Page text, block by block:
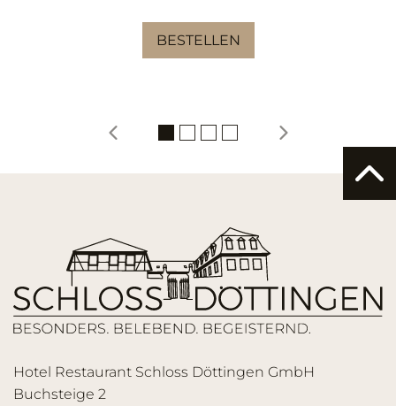
BESTELLEN
Hotel Restaurant Schloss Döttingen GmbH
Buchsteige 2